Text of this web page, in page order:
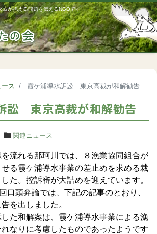
ムが抱える問題を伝えるNGOです
ース 霞ケ浦導水訴訟 東京高裁が和解勧告
訟 東京高裁が和解勧告
関連ニュース
流れる那珂川では、８漁業協同組合が
る霞ケ浦導水事業の差止めを求める裁
た。控訴審が大詰めを迎えています。
口頭弁論では、下記の記事のとおり、
を出しました。
た和解案は、霞ケ浦導水事業による漁
なりに考慮したものであったようです